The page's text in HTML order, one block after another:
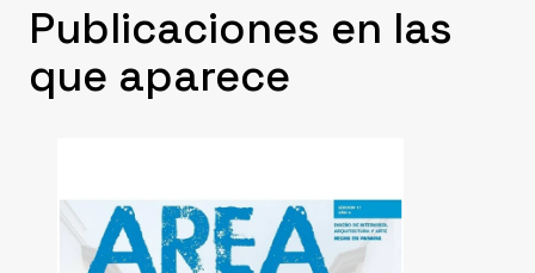
Publicaciones en las
que aparece